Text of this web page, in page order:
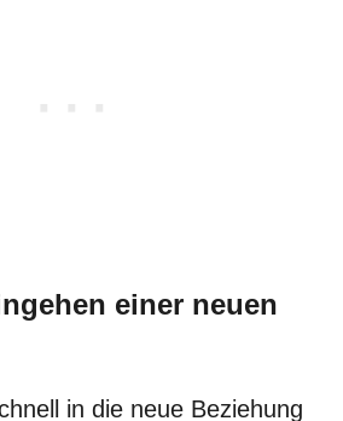
einer neuen
in die neue Beziehung